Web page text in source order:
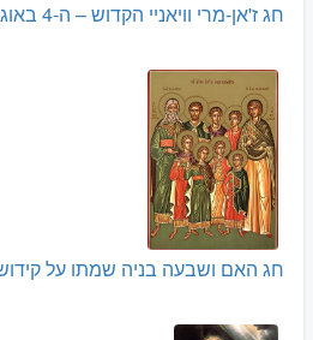
חג ז'אן-מרי וויאניי הקדוש – ה-4 באוגוסט
חג האם ושבעה בניה שמתו על קידוש השם